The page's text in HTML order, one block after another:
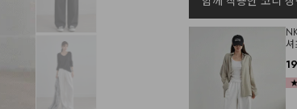
셔